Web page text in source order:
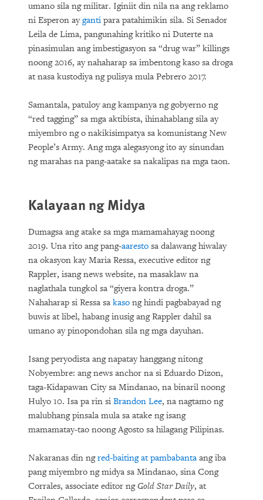
umano sila ng militar. Iginiit din nila na ang reklamo
ni Esperon ayganti para patahimikin sila. Si Senador
Leila de Lima, pangunahing kritiko ni Duterte na
pinasimulan ang imbestigasyon sa “drug war” killings
noong 2016, ay nahaharap sa imbentong kaso sa droga
at nasa kustodiya ng pulisya mula Pebrero 2017.
Samantala, patuloy ang kampanya ng gobyerno ng
“red tagging” sa mga aktibista, ihinahablang sila ay
miyembro ng o nakikisimpatya sa komunistang New
People’s Army. Ang mga alegasyong ito ay sinundan
ng marahas na pang-aatake sa nakalipas na mga taon.
Kalayaan ng Midya
Dumagsa ang atake sa mga mamamahayag noong
2019. Una rito ang pang-aaresto sa dalawang hiwalay
na okasyon kay Maria Ressa, executive editor ng
Rappler, isang news website, na masaklaw na
naglathala tungkol sa “giyera kontra droga.”
Nahaharap si Ressa sa kaso ng hindi pagbabayad ng
buwis at libel, habang inusig ang Rappler dahil sa
umano ay pinopondohan sila ng mga dayuhan.
Isang peryodista ang napatay hanggang nitong
Nobyembre: ang news anchor na si Eduardo Dizon,
taga-Kidapawan City sa Mindanao, na binaril noong
Hulyo 10. Isa pa rin si Brandon Lee, na nagtamo ng
malubhang pinsala mula sa atake ng isang
mamamatay-tao noong Agosto sa hilagang Pilipinas.
Nakaranas din ngred-baiting at pambabanta ang iba
pang miyembro ng midya sa Mindanao, sina Cong
Corrales, associate editor ngGold Star Daily, at